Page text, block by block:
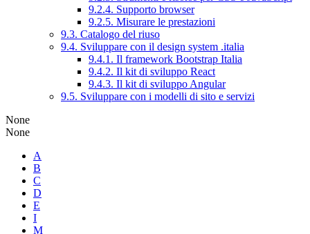
9.2.4. Supporto browser
9.2.5. Misurare le prestazioni
9.3. Catalogo del riuso
9.4. Sviluppare con il design system .italia
9.4.1. Il framework Bootstrap Italia
9.4.2. Il kit di sviluppo React
9.4.3. Il kit di sviluppo Angular
9.5. Sviluppare con i modelli di sito e servizi
None
None
A
B
C
D
E
I
M